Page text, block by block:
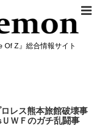
Of Z』総合情報サイト
ロレス熊本旅館破壊事
ＷＦのガチ乱闘事